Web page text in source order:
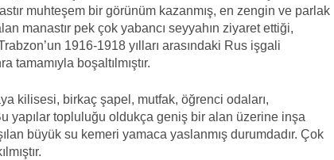
muhteşem bir görünüm kazanmış, en zengin ve parlak
manastır pek çok yabancı seyyahın ziyaret ettiği,
1916-1918 yılları arasındaki Rus işgali
tamamıyla boşaltılmıştır.
kilisesi, birkaç şapel, mutfak, öğrenci odaları,
yapılar topluluğu oldukça geniş bir alan üzerine inşa
büyük su kemeri yamaca yaslanmış durumdadır. Çok